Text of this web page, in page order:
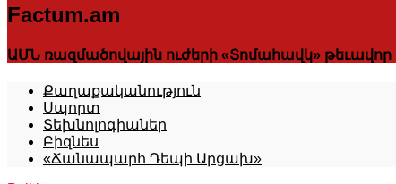
Factum.am
ԱՄՆ ռազմածովային ուժերի «Տոմահավկ» թեւավոր
Քաղաքականություն
Սպորտ
Տեխնոլոգիաներ
Բիզնես
«Ճանապարհ Դեպի Արցախ»